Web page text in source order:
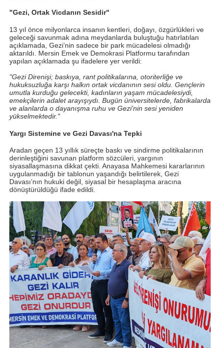
"Gezi, Ortak Vicdanın Sesidir"
13 yıl önce milyonlarca insanın kentleri, doğayı, özgürlükleri ve
geleceği savunmak adına meydanlarda buluştuğu hatırlatılan
açıklamada, Gezi’nin sadece bir park mücadelesi olmadığı
aktarıldı. Mersin Emek ve Demokrasi Platformu tarafından
yapılan açıklamada şu ifadelere yer verildi:
"Gezi Direnişi; baskıya, rant politikalarına, otoriterliğe ve
hukuksuzluğa karşı halkın ortak vicdanının sesi oldu. Gençlerin
umutla kurduğu gelecekti, kadınların yaşam mücadelesiydi,
emekçilerin adalet arayışıydı. Bugün üniversitelerde, fabrikalarda
ve alanlarda o dayanışma ruhu ve Gezi'nin sesi yeniden
yükselmektedir."
Yargı Sistemine ve Gezi Davası'na Tepki
Aradan geçen 13 yıllık süreçte baskı ve sindirme politikalarının
derinleştiğini savunan platform sözcüleri, yargının
siyasallaşmasına dikkat çekti. Anayasa Mahkemesi kararlarının
uygulanmadığı bir tablonun yaşandığı belirtilerek, Gezi
Davası’nın hukuki değil, siyasal bir hesaplaşma aracına
dönüştürüldüğü ifade edildi.